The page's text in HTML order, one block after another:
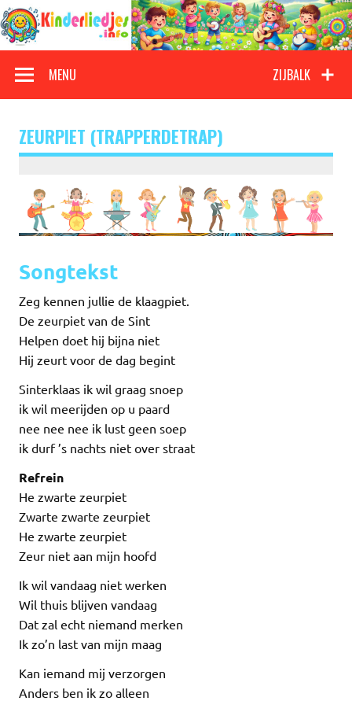
Doorgaan
naar
inhoud
Kinderliedjes
ZIJBALK
MENU
ZEURPIET (TRAPPERDETRAP)
Songtekst
Zeg kennen jullie de klaagpiet.
De zeurpiet van de Sint
Helpen doet hij bijna niet
Hij zeurt voor de dag begint
Sinterklaas ik wil graag snoep
ik wil meerijden op u paard
nee nee nee ik lust geen soep
ik durf ’s nachts niet over straat
Refrein
He zwarte zeurpiet
Zwarte zwarte zeurpiet
He zwarte zeurpiet
Zeur niet aan mijn hoofd
Ik wil vandaag niet werken
Wil thuis blijven vandaag
Dat zal echt niemand merken
Ik zo’n last van mijn maag
Kan iemand mij verzorgen
Anders ben ik zo alleen